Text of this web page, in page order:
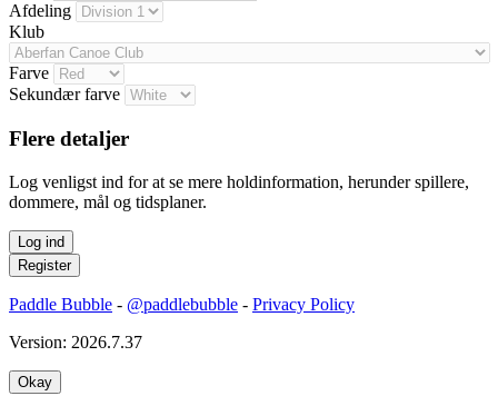
Afdeling
Klub
Farve
Sekundær farve
Flere detaljer
Log venligst ind for at se mere holdinformation, herunder spillere,
dommere, mål og tidsplaner.
Paddle Bubble - @paddlebubble - Privacy Policy
Version: 2026.7.37